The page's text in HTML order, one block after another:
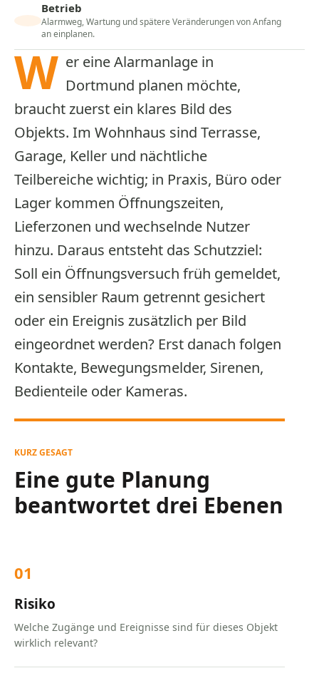
Betrieb
Alarmweg, Wartung und spätere Veränderungen von Anfang
an einplanen.
W er eine Alarmanlage in
Dortmund planen möchte,
braucht zuerst ein klares Bild des
Objekts. Im Wohnhaus sind Terrasse,
Garage, Keller und nächtliche
Teilbereiche wichtig; in Praxis, Büro oder
Lager kommen Öffnungszeiten,
Lieferzonen und wechselnde Nutzer
hinzu. Daraus entsteht das Schutzziel:
Soll ein Öffnungsversuch früh gemeldet,
ein sensibler Raum getrennt gesichert
oder ein Ereignis zusätzlich per Bild
eingeordnet werden? Erst danach folgen
Kontakte, Bewegungsmelder, Sirenen,
Bedienteile oder Kameras.
KURZ GESAGT
Eine gute Planung
beantwortet drei Ebenen
01
Risiko
Welche Zugänge und Ereignisse sind für dieses Objekt
wirklich relevant?